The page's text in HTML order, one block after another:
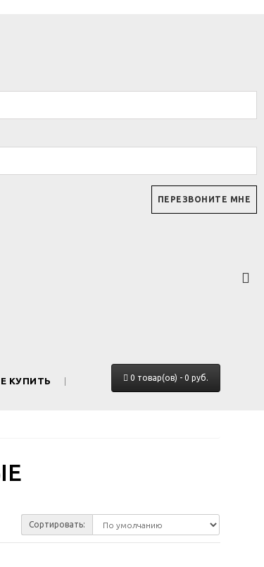
КУПИТЬ 0 товар(ов) - 0 руб.
Сортировать: